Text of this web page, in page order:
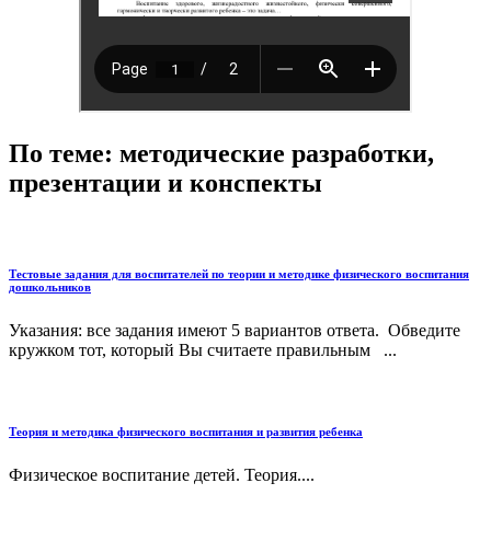
По теме: методические разработки,
презентации и конспекты
Тестовые задания для воспитателей по теории и методике физического воспитания
дошкольников
Указания: все задания имеют 5 вариантов ответа. Обведите
кружком тот, который Вы считаете правильным ...
Теория и методика физического воспитания и развития ребенка
Физическое воспитание детей. Теория....